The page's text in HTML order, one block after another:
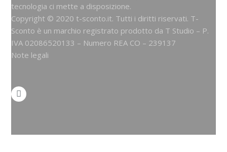
tecnologia ci mette a disposizione.
Copyright © 2020 t-sconto.it. Tutti i diritti riservati. T-
Sconto è un marchio registrato prodotto da T Studio – P.
IVA 02086520133 – Numero REA CO – 239137
Note legali